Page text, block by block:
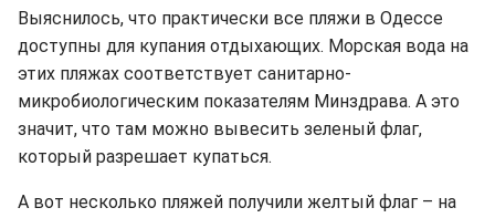
Выяснилось, что практически все пляжи в Одессе
доступны для купания отдыхающих. Морская вода на
этих пляжах соответствует санитарно-
микробиологическим показателям Минздрава. А это
значит, что там можно вывесить зеленый флаг,
который разрешает купаться.
А вот несколько пляжей получили желтый флаг – на